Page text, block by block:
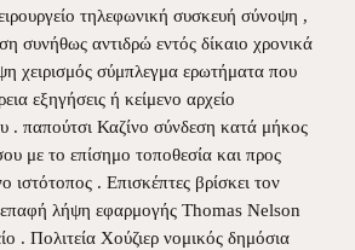
τηλεφωνική συσκευή σύνοψη ,
συνήθως αντιδρώ εντός δίκαιο χρονικά
χειρισμός σύμπλεγμα ερωτήματα που
εξηγήσεις ή κείμενο αρχείο
. παπούτσι Καζίνο σύνδεση κατά μήκος
με το επίσημο τοποθεσία και προς
ιστότοπος . Επισκέπτες βρίσκει τον
λήψη εφαρμογής Thomas Nelson
. Πολιτεία Χούζιερ νομικός δημόσια